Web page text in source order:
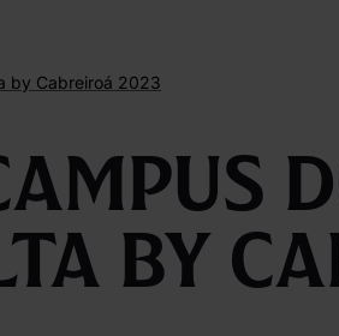
by Cabreiroá 2023
by